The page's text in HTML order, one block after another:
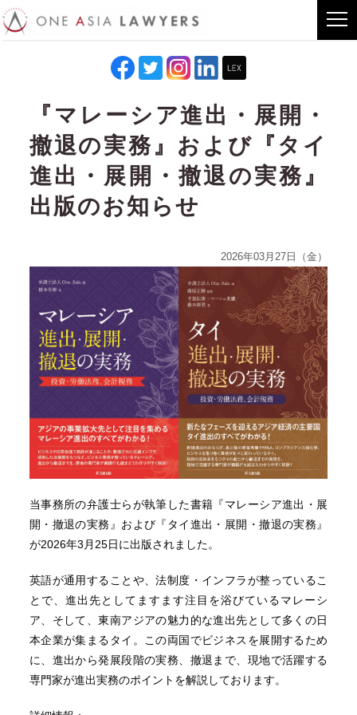
『マレーシア進出・展開・
撤退の実務』および『タイ
進出・展開・撤退の実務』
出版のお知らせ
2026年03月27日（金）
当事務所の弁護士らが執筆した書籍『マレーシア進出・展
開・撤退の実務』および『タイ進出・展開・撤退の実務』
が2026年3月25日に出版されました。
英語が通用することや、法制度・インフラが整っているこ
とで、進出先としてますます注目を浴びているマレーシ
ア、そして、東南アジアの魅力的な進出先として多くの日
本企業が集まるタイ。この両国でビジネスを展開するため
に、進出から発展段階の実務、撤退まで、現地で活躍する
専門家が進出実務のポイントを解説しております。